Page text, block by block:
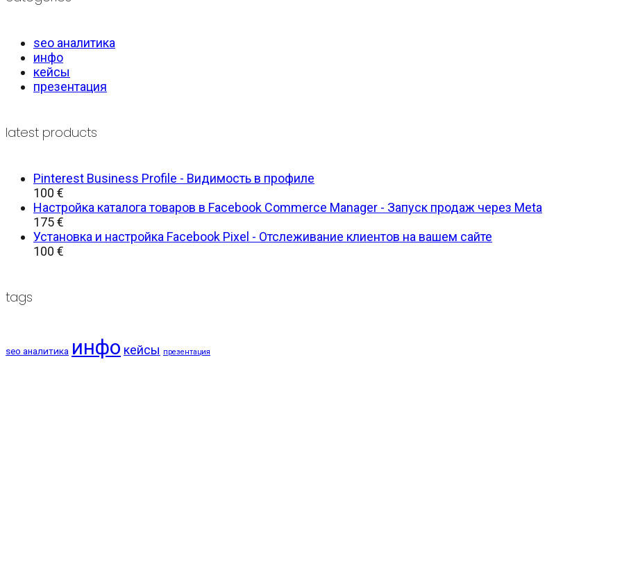
seo аналитика
инфо
кейсы
презентация
latest products
Pinterest Business Profile - Видимость в профиле
100 €
Настройка каталога товаров в Facebook Commerce Manager - Запуск продаж через Meta
175€
Установка и настройка Facebook Pixel - Отслеживание клиентов на вашем сайте
100 €
tags
seo аналитика инфо кейсы презентация